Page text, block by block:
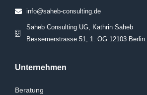
info@saheb-consulting.de
Saheb Consulting UG, Kathrin Saheb
Bessemerstrasse 51, 1. OG 12103 Berlin.
Unternehmen
Beratung